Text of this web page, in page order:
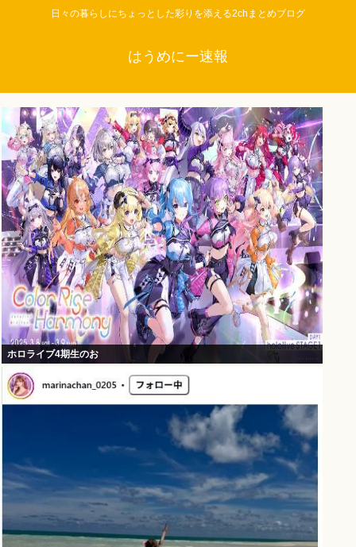
日々の暮らしにちょっとした彩りを添える2chまとめブログ
はうめにー速報
ホロライブ4期生のお